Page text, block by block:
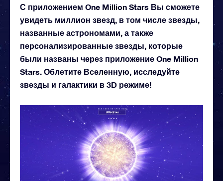
С приложением One Million Stars Вы сможете
увидеть миллион звезд, в том числе звезды,
названные астрономами, а также
персонализированные звезды, которые
были названы через приложение One Million
Stars. Облетите Вселенную, исследуйте
звезды и галактики в 3D режиме!